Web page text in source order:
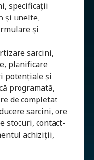
specificații
și unelte,
și
sarcini,
planificare
potențiale și
programată,
de completat
sarcini, ore
stocuri, contact-
achiziții,